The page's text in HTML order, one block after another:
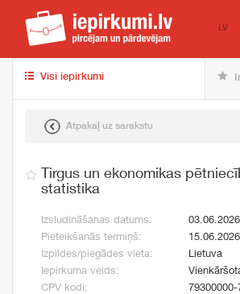
LV
Visi iepirkumi
Atpakaļ uz sarakstu
Tirgus un ekonomikas
statistika
Izsludināšanas datums:
03.06.2026
Pieteikšanās termiņš:
15.06.2026
Izpildes/piegādes vieta:
Lietuva
Iepirkuma veids:
CPV kodi:
79300000-